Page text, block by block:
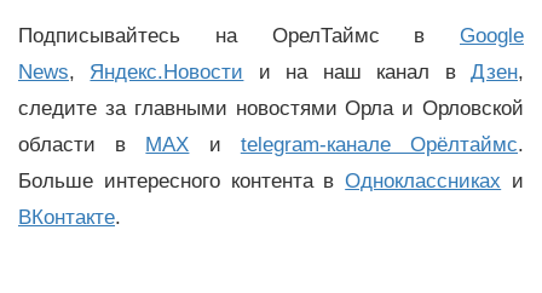
Подписывайтесь на ОрелТаймс в Google
News, Яндекс.Новости и на наш канал вДзен,
следите за главными новостями Орла и Орловской
области в MAX и telegram-канале Орёлтаймс.
Больше интересного контента вОдноклассниках и
ВКонтакте.